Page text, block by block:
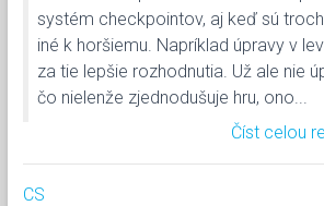
systém checkpointov, aj keď sú
iné k horšiemu. Napríklad úpravy v
za tie lepšie rozhodnutia. Už ale nie
čo nielenže zjednodušuje hru, ono...
Číst celou
CS